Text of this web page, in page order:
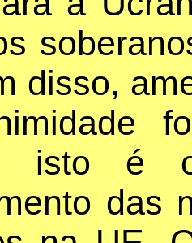
disso,
isto é o
das